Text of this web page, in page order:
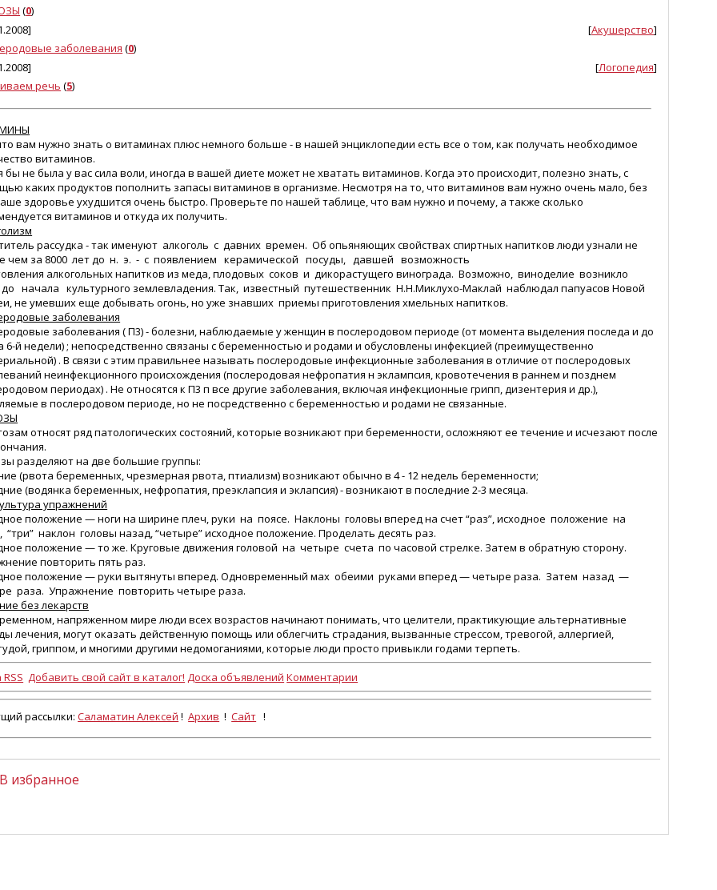
(0)
[Акушерство]
заболевания (0)
[Логопедия]
речь (5)
вам нужно знать о витаминах плюс немного больше - в нашей энциклопедии есть все о том, как получать необходимое
витаминов.
бы не была у вас сила воли, иногда в вашей диете может не хватать витаминов. Когда это происходит, полезно знать, с
каких продуктов пополнить запасы витаминов в организме. Несмотря на то, что витаминов вам нужно очень мало, без
здоровье ухудшится очень быстро. Проверьте по нашей таблице, что вам нужно и почему, а также сколько
витаминов и откуда их получить.
рассудка - так именуют алкоголь с давних времен. Об опьяняющих свойствах спиртных напитков люди узнали не
чем за 8000 лет до н. э. - с появлением керамической посуды, давшей возможность
алкогольных напитков из меда, плодовых соков и дикорастущего винограда. Возможно, виноделие возникло
начала культурного землевладения. Так, известный путешественник Н.Н.Миклухо-Маклай наблюдал папуасов Новой
не умевших еще добывать огонь, но уже знавших приемы приготовления хмельных напитков.
заболевания
заболевания ( П3) - болезни, наблюдаемые у женщин в послеродовом периоде (от момента выделения последа и до
6-й недели) ; непосредственно связаны с беременностью и родами и обусловлены инфекцией (преимущественно
. В связи с этим правильнее называть послеродовые инфекционные заболевания в отличие от послеродовых
неинфекционного происхождения (послеродовая нефропатия н эклампсия, кровотечения в раннем и позднем
периодах) . Не относятся к П3 п все другие заболевания, включая инфекционные грипп, дизентерия и др.),
в послеродовом периоде, но не посредственно с беременностью и родами не связанные.
относят ряд патологических состояний, которые возникают при беременности, осложняют ее течение и исчезают после
разделяют на две большие группы:
(рвота беременных, чрезмерная рвота, птиализм) возникают обычно в 4 - 12 недель беременности;
(водянка беременных, нефропатия, преэклапсия и эклапсия) - возникают в последние 2-3 месяца.
упражнений
положение — ноги на ширине плеч, руки на поясе. Наклоны головы вперед на счет “раз”, исходное положение на
“три” наклон головы назад, “четыре” исходное положение. Проделать десять раз.
положение — то же. Круговые движения головой на четыре счета по часовой стрелке. Затем в обратную сторону.
повторить пять раз.
положение — руки вытянуты вперед. Одновременный мах обеими руками вперед — четыре раза. Затем назад —
раза. Упражнение повторить четыре раза.
без лекарств
напряженном мире люди всех возрастов начинают понимать, что целители, практикующие альтернативные
лечения, могут оказать действенную помощь или облегчить страдания, вызванные стрессом, тревогой, аллергией,
гриппом, и многими другими недомоганиями, которые люди просто привыкли годами терпеть.
Добавить свой сайт в каталог! Доска объявлений Комментарии
рассылки:Саламатин Алексей !Архив !Сайт !
В избранное